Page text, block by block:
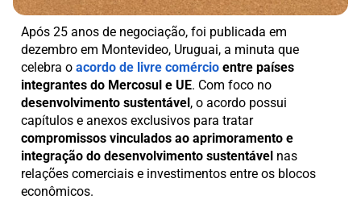
Após 25 anos de negociação, foi publicada em
dezembro em Montevideo, Uruguai, a minuta que
celebra o acordo de livre comércio entre países
integrantes do Mercosul e UE. Com foco no
desenvolvimento sustentável, o acordo possui
capítulos e anexos exclusivos para tratar
compromissos vinculados ao aprimoramento e
integração do desenvolvimento sustentável nas
relações comerciais e investimentos entre os blocos
econômicos.